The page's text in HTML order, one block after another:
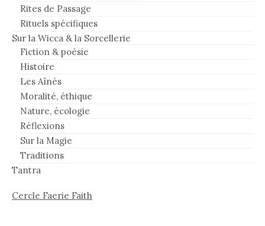
Rites de Passage
Rituels spécifiques
Sur la Wicca & la Sorcellerie
Fiction & poésie
Histoire
Les Aînés
Moralité, éthique
Nature, écologie
Réflexions
Sur la Magie
Traditions
Tantra
Cercle Faerie Faith